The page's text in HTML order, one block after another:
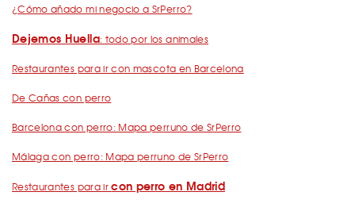
¿Cómo añado mi negocio a SrPerro?
Dejemos Huella: todo por los animales
Restaurantes para ir con mascota en Barcelona
De Cañas con perro
Barcelona con perro: Mapa perruno de SrPerro
Málaga con perro: Mapa perruno de SrPerro
Restaurantes para ircon perro en Madrid